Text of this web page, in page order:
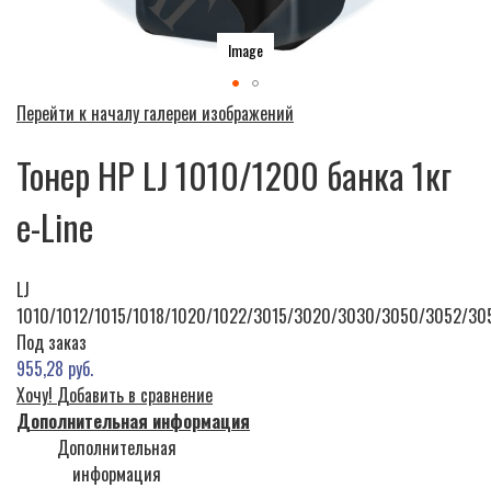
Image
Перейти к началу галереи изображений
Тонер HP LJ 1010/1200 банка 1кг
e-Line
LJ
1010/1012/1015/1018/1020/1022/3015/3020/3030/3050/3052/
Под заказ
955,28 руб.
Хочу! Добавить в сравнение
Дополнительная информация
Дополнительная
информация